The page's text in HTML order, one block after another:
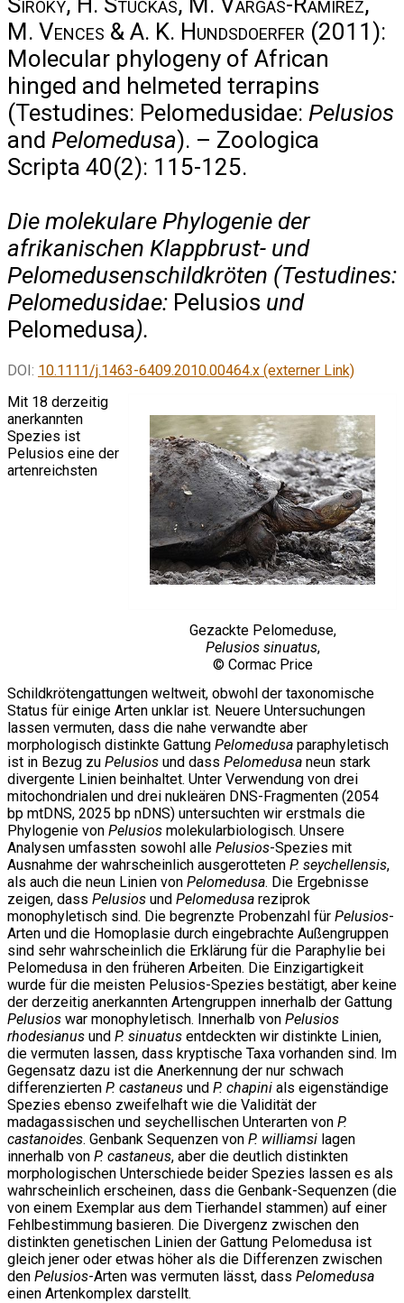
M. Vences & A. K. Hundsdoerfer (2011):
Molecular phylogeny of African
hinged and helmeted terrapins
(Testudines: Pelomedusidae: Pelusios
and Pelomedusa). – Zoologica
Scripta 40(2): 115-125.
Die molekulare Phylogenie der
afrikanischen Klappbrust- und
Pelomedusenschildkröten (Testudines:
Pelomedusidae: Pelusios und
Pelomedusa).
DOI: 10.1111/j.1463-6409.2010.00464.x (externer Link)
Gezackte Pelomeduse,
Pelusios sinuatus,
© Cormac Price
Mit 18 derzeitig
anerkannten
Spezies ist
Pelusios eine der
artenreichsten
Schildkrötengattungen weltweit, obwohl der taxonomische
Status für einige Arten unklar ist. Neuere Untersuchungen
lassen vermuten, dass die nahe verwandte aber
morphologisch distinkte Gattung Pelomedusa paraphyletisch
ist in Bezug zu Pelusios und dass Pelomedusa neun stark
divergente Linien beinhaltet. Unter Verwendung von drei
mitochondrialen und drei nukleären DNS-Fragmenten (2054
bp mtDNS, 2025 bp nDNS) untersuchten wir erstmals die
Phylogenie von Pelusios molekularbiologisch. Unsere
Analysen umfassten sowohl alle Pelusios-Spezies mit
Ausnahme der wahrscheinlich ausgerotteten P. seychellensis,
als auch die neun Linien von Pelomedusa. Die Ergebnisse
zeigen, dass Pelusios und Pelomedusa reziprok
monophyletisch sind. Die begrenzte Probenzahl für Pelusios-
Arten und die Homoplasie durch eingebrachte Außengruppen
sind sehr wahrscheinlich die Erklärung für die Paraphylie bei
Pelomedusa in den früheren Arbeiten. Die Einzigartigkeit
wurde für die meisten Pelusios-Spezies bestätigt, aber keine
der derzeitig anerkannten Artengruppen innerhalb der Gattung
Pelusios war monophyletisch. Innerhalb von Pelusios
rhodesianus und P. sinuatus entdeckten wir distinkte Linien,
die vermuten lassen, dass kryptische Taxa vorhanden sind. Im
Gegensatz dazu ist die Anerkennung der nur schwach
differenzierten P. castaneus und P. chapini als eigenständige
Spezies ebenso zweifelhaft wie die Validität der
madagassischen und seychellischen Unterarten von P.
castanoides. Genbank Sequenzen von P. williamsi lagen
innerhalb von P. castaneus, aber die deutlich distinkten
morphologischen Unterschiede beider Spezies lassen es als
wahrscheinlich erscheinen, dass die Genbank-Sequenzen (die
von einem Exemplar aus dem Tierhandel stammen) auf einer
Fehlbestimmung basieren. Die Divergenz zwischen den
distinkten genetischen Linien der Gattung Pelomedusa ist
gleich jener oder etwas höher als die Differenzen zwischen
den Pelusios-Arten was vermuten lässt, dass Pelomedusa
einen Artenkomplex darstellt.